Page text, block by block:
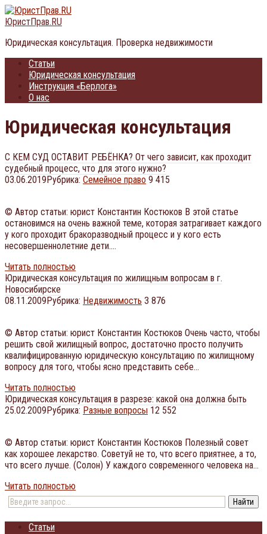
Перейти
к
ЮристПрав.RU
Юридическая консультация. Проверка недвижимости
Статьи
Юридическая консультация
Инструкция «Берлога»
О нас
Юридическая консультация
С КЕМ СУД ОСТАВИТ РЕБЁНКА? От чего зависит, как проходит
судебный процесс, что для этого нужно?
03.06.2019Рубрика: Семейное право 9 415
© Автор статьи: юрист Константин Костюков В этой статье
остановимся на очень важной теме, которая затрагивает каждого
у кого проходит бракоразводный процесс и у кого есть
несовершеннолетние дети….
Читать полностью
Юридическая консультация по жилищным вопросам в г.
Новосибирске
08.11.2009Рубрика: Недвижимость 3 876
© Автор статьи: юрист Константин Костюков Очень часто, чтобы
решить свой жилищный вопрос, достаточно просто получить
квалифицированную юридическую консультацию по жилищному
вопросу для того, чтобы ясно представить себе…
Читать полностью
Юридическая консультация в разрезе: какой она должна быть
25.02.2009Рубрика: Разные вопросы 12 552
© Автор статьи: юрист Константин Костюков Полезный совет
как хорошее лекарство. Советуй не то, что всего приятнее, а то,
что всего лучше. (Солон) У каждого современного человека на…
Читать полностью
Статьи